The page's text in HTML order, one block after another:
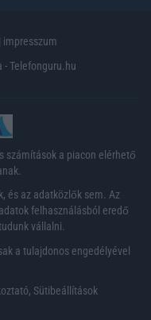
impresszum
Telefonguru.hu
számítások a piacon elérhető
és az adatközlők sem. Az
felhasználásból eredő
vállalni.
a tulajdonos engedélyével
, Sütibeállítások